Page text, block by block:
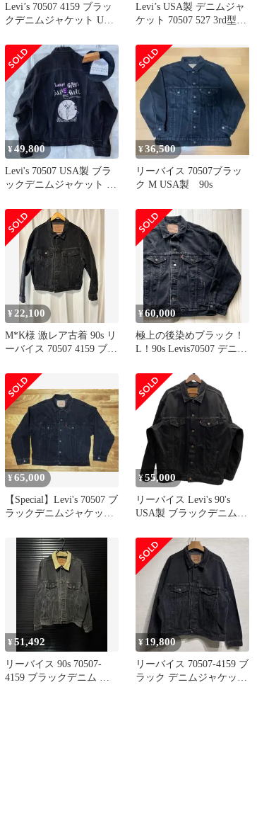
Levi’s 70507 4159 ブラッ
クデニムジャケット USA
Levi’s USA製 デニムジャ
ケット 70507 527 3rd型
¥49,800
Levi's 70507 USA製 ブラ
ックデニムジャケット 後
¥36,500
リーバイス 70507ブラッ
ク M USA製 90s
¥ 22,100
M*K様 激レア古着 90s リ
ーバイス 70507 4159 ブラ
¥60,000
極上の後染めブラック！
L！90s Levis70507 デニム
¥65,000
【Special】Levi's 70507 ブ
ラックデニムジャケット
¥55,000
リーバイス Levi's 90's
USA製 ブラックデニムジ
ケット ブラック XLサイ
ズ 201MT-5910 VB
¥51,492
リーバイス 90s 70507-
4159 ブラックデニム ウ
¥ 19,800
リーバイス 70507-4159 ブ
ラック デニムジャケット